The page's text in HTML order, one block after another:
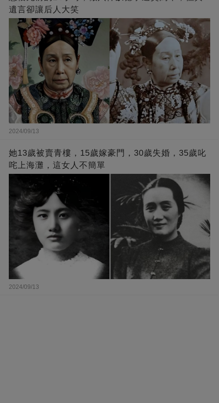
遺言卻讓后人大笑
2024/09/13
她13歲被賣青樓，15歲嫁豪門，30歲失婚，35歲叱
咤上海灘，這女人不簡單
2024/09/13